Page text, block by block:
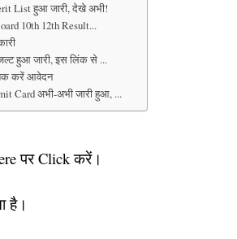
List हुआ जारी, देखे अभी!
10th 12th Result...
हुआ जारी, इस लिंक से ...
तक करें आवेदन
Card अभी-अभी जारी हुआ, ...
पर Click करें।
है।